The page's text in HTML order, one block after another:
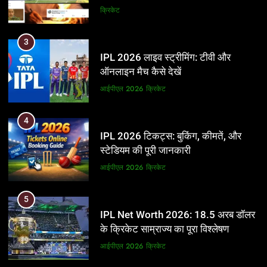
और BCCI पर लगाए गंभीर आरोप
क्रिकेट
3
IPL 2026 लाइव स्ट्रीमिंग: टीवी और
ऑनलाइन मैच कैसे देखें
आईपीएल 2026 क्रिकेट
4
IPL 2026 टिकट्स: बुकिंग, कीमतें, और
स्टेडियम की पूरी जानकारी
आईपीएल 2026 क्रिकेट
5
IPL Net Worth 2026: 18.5 अरब डॉलर
के क्रिकेट साम्राज्य का पूरा विश्लेषण
आईपीएल 2026 क्रिकेट